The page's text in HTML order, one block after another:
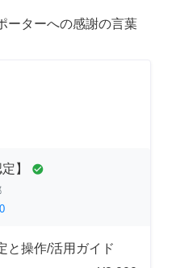
ーターへの感謝の言葉
】 check_circle
0
と操作/活用ガイド